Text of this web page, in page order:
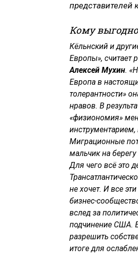
представителей
Кому
Кёльнский и
Европы», считает
Алексей Мухин.
Европа в
толерантности»
нравов. В
«физиономия»
Миграционные
мальчик на
Для чего всё это
не хочет. И все
бизнес-
вслед за
подчинение США.
разрешить
итоге для